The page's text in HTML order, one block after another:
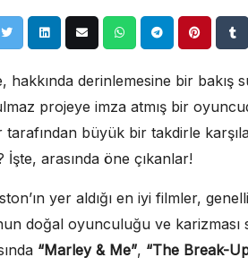
hakkında derinlemesine bir
projeye imza atmış bir
büyük bir takdirle
İşte, arasında öne çıkanlar!
yer aldığı en iyi filmler,
doğal oyunculuğu ve karizması
“Marley & Me”, “The Break-